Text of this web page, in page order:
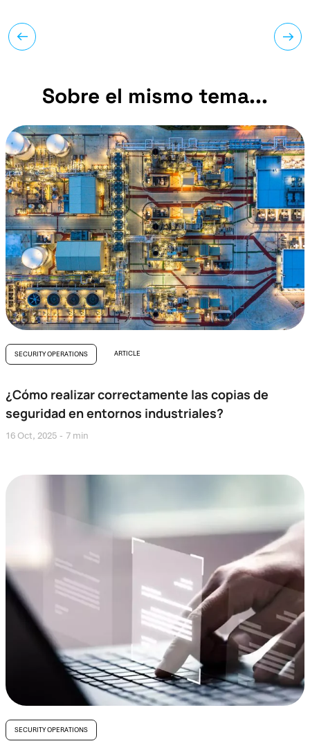
Sobre el mismo tema...
SECURITY OPERATIONS ARTICLE
¿Cómo realizar correctamente las copias de
seguridad en entornos industriales?
16 Oct, 2025 7 min
SECURITY OPERATIONS